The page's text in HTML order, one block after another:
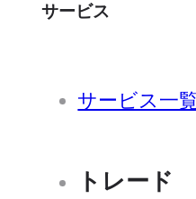
サービス
サービス一
トレード